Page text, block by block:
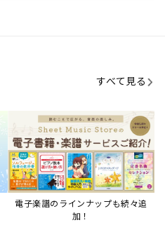
すべて見る
電子楽譜のラインナップも続々追
加！